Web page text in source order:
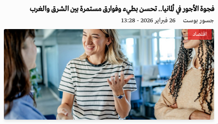
فجوة الأجور في ألمانيا.. تحسن بطيء وفوارق مستمرة بين الشرق والغرب
جسور بوست 26 فبراير 2026 - 13:28
اقتصاد